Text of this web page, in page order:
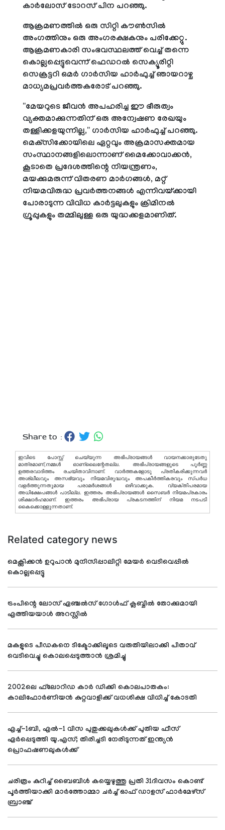
കാര്‍ലോസ് ടോറസ് പിന പറഞ്ഞു.
ആക്രമണത്തില്‍ ഒരു സിറ്റി കൗണ്‍സില്‍
അംഗത്തിനും ഒരു അംഗരക്ഷകനും പരിക്കേറ്റു.
ആക്രമണകാരി സംഭവസ്ഥലത്ത് വെച്ച് തന്നെ
കൊല്ലപ്പെട്ടുവെന്ന് ഫെഡറല്‍ സെക്യൂരിറ്റി
സെക്രട്ടറി ഒമര്‍ ഗാര്‍സിയ ഹാര്‍ഫുച്ച് ഞായറാഴ്ച
മാധ്യമപ്രവര്‍ത്തകരോട് പറഞ്ഞു.
''മേയറുടെ ജീവന്‍ അപഹരിച്ച ഈ ഭീരുത്വം
വ്യക്തമാക്കുന്നതിന് ഒരു അന്വേഷണ രേഖയും
തള്ളിക്കളയുന്നില്ല,'' ഗാര്‍സിയ ഹാര്‍ഫുച്ച് പറഞ്ഞു.
മെക്‌സിക്കോയിലെ ഏറ്റവും അക്രമാസക്തമായ
സംസ്ഥാനങ്ങളിലൊന്നാണ് മൈക്കോവാക്കന്‍,
കൂടാതെ പ്രദേശത്തിന്റെ നിയന്ത്രണം,
മയക്കുമരുന്ന് വിതരണ മാര്‍ഗങ്ങള്‍, മറ്റ്
നിയമവിരുദ്ധ പ്രവര്‍ത്തനങ്ങള്‍ എന്നിവയ്ക്കായി
പോരാടുന്ന വിവിധ കാര്‍ട്ടലുകളും ക്രിമിനല്‍
ഗ്രൂപ്പുകളും തമ്മിലുള്ള ഒരു യുദ്ധക്കളമാണിത്.
Share to :
ഇവിടെ പോസ്റ്റ് ചെയ്യുന്ന അഭിപ്രായങ്ങള്‍ വായനക്കാരുടേതു
മാത്രമാണ്,നമ്മൾ ഓണ്ലൈന്റേതല്ല. അഭിപ്രായങ്ങളുടെ പൂർണ്ണ
ഉത്തരവാദിത്തം രചയിതാവിനാണ്. വാര്‍ത്തകളോടു പ്രതികരിക്കുന്നവര്‍
അശ്ലീലവും അസഭ്യവും നിയമവിരുദ്ധവും അപകീര്‍ത്തികരവും സ്പര്‍ധ
വളര്‍ത്തുന്നതുമായ പരാമര്‍ശങ്ങള്‍ ഒഴിവാക്കുക. വ്യക്തിപരമായ
അധിക്ഷേപങ്ങള്‍ പാടില്ല. ഇത്തരം അഭിപ്രായങ്ങള്‍ സൈബര്‍ നിയമപ്രകാരം
ശിക്ഷാര്‍ഹമാണ്. ഇത്തരം അഭിപ്രായ പ്രകടനത്തിന് നിയമ നടപടി
കൈക്കൊള്ളുന്നതാണ്.
Related category news
മെക്സിക്കന്‍ ഉറുപാന്‍ മുനിസിപ്പാലിറ്റി മേയര്‍ വെടിവെപ്പില്‍
കൊല്ലപ്പെട്ടു
ട്രംപിന്റെ ലോസ് ഏഞ്ചല്‍സ് ഗോള്‍ഫ് ക്ലബ്ബില്‍ തോക്കുമായി
എത്തിയയാള്‍ അറസ്റ്റില്‍
മകളുടെ പീഡകനെ ടിക്ടോക്കിലൂടെ വരുതിയിലാക്കി പിതാവ്
വെടിവെച്ചു കൊലപ്പെടുത്താന്‍ ശ്രമിച്ചു
2002ലെ ഫ്‌ലോറിഡ കാര്‍ ഡിക്കി കൊലപാതകം:
കാലിഫോര്‍ണിയന്‍ കുറ്റവാളിക്ക് വധശിക്ഷ വിധിച്ച് കോടതി
എച്ച്-1ബി, എല്‍-1 വിസ പുതുക്കലുകള്‍ക്ക് പുതിയ ഫീസ്
ഏര്‍പ്പെടുത്തി യു.എസ്; തിരിച്ചടി നേരിടുന്നത് ഇന്ത്യന്‍
പ്രൊഫഷണലുകള്‍ക്ക്
ചരിത്രം കുറിച്ച് ബൈബിള്‍ കയ്യെഴുത്തു പ്രതി 31ദിവസം കൊണ്ട്
പൂര്‍ത്തിയാക്കി മാര്‍ത്തോമ്മാ ചര്‍ച്ച് ഓഫ് ഡാളസ് ഫാര്‍മേഴ്സ്
ബ്രാഞ്ച്